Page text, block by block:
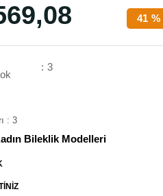
%
41
: 3
: 3
Bileklik Modelleri